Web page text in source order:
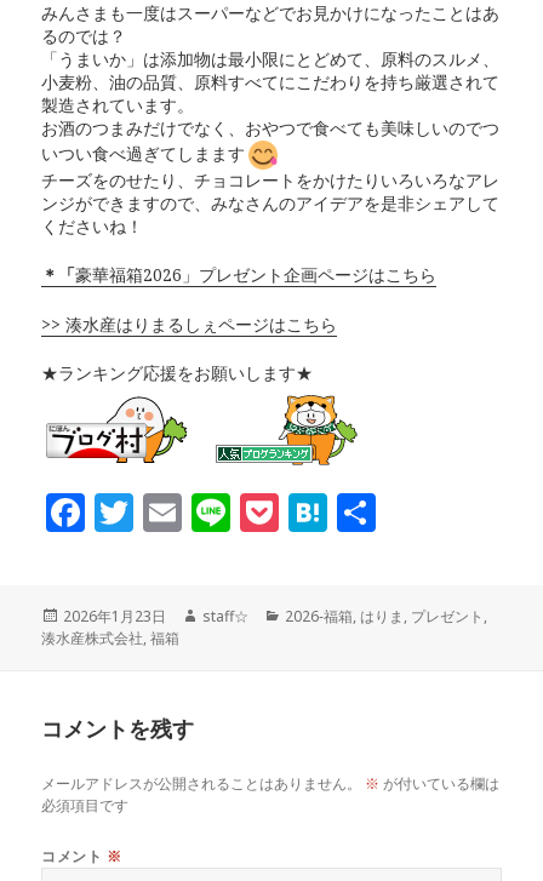
みんさまも一度はスーパーなどでお見かけになったことはあ
るのでは？
「うまいか」は添加物は最小限にとどめて、原料のスルメ、
小麦粉、油の品質、原料すべてにこだわりを持ち厳選されて
製造されています。
お酒のつまみだけでなく、おやつで食べても美味しいのでつ
いつい食べ過ぎてしまます
チーズをのせたり、チョコレートをかけたりいろいろなアレ
ンジができますので、みなさんのアイデアを是非シェアして
くださいね！
＊「豪華福箱2026」プレゼント企画ページはこちら
>> 湊水産はりまるしぇページはこちら
★ランキング応援をお願いします★
F
c
b
o
o
T
it
r
E
ai
Li
e
P
c
H
e
投
稿
2026年1月23日
作
staff☆
カ
2026‐福箱, はりま , プレゼント ,
湊水産株式会社,福箱
コメントを残す
メールアドレスが公開されることはありません。 ※ が付いている欄は
必須項目です
コメント ※